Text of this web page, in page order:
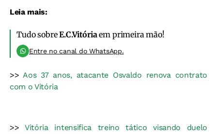
Leia mais:
Tudo sobreE.C.Vitóriaem primeira mão!
Entre no canal do WhatsApp.
>>Aos 37 anos, atacante Osvaldo renova contrato
com o Vitória
>>Vitória intensifica treino tático visando duelo